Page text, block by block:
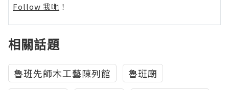
Follow 我哋 ！
相關話題
魯班先師木工藝陳列館
魯班廟